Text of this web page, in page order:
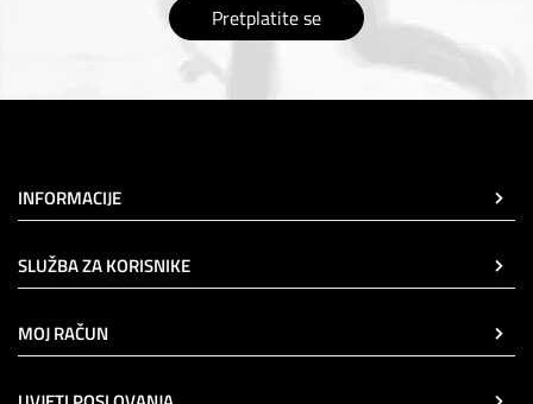
Pretplatite se
INFORMACIJE
SLUŽBA ZA KORISNIKE
MOJ RAČUN